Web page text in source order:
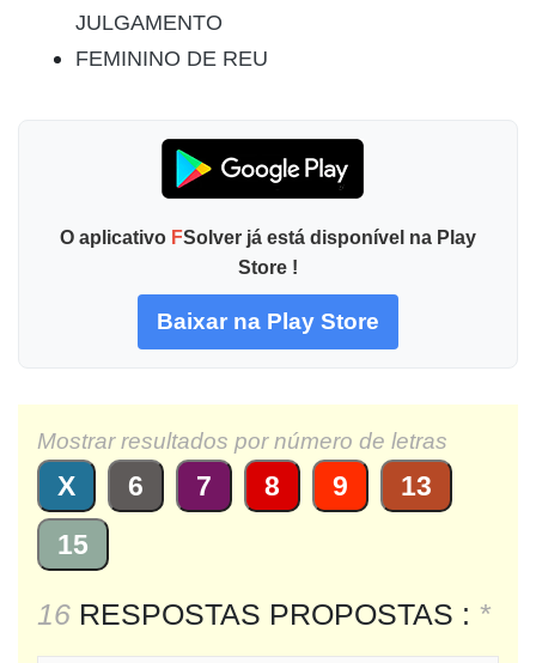
JULGAMENTO
FEMININO DE REU
O aplicativo FSolver já está disponível na Play
Store !
Baixar na Play Store
Mostrar resultados por número de letras
X 6 7 8 9
13
15
16 RESPOSTAS PROPOSTAS : *